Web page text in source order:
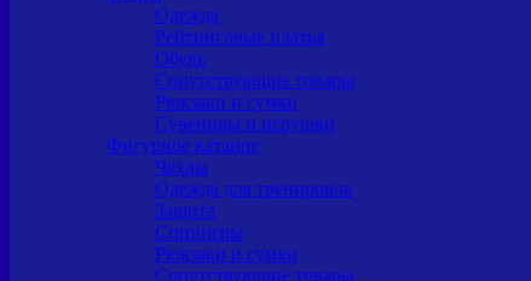
Одежда
Рейтинговые платья
Обувь
Сопутствующие товары
Рюкзаки и сумки
Сувениры и игрушки
Фигурное катание
Чехлы
Одежда для тренировок
Защита
Спиннеры
Рюкзаки и сумки
Сопутствующие товары